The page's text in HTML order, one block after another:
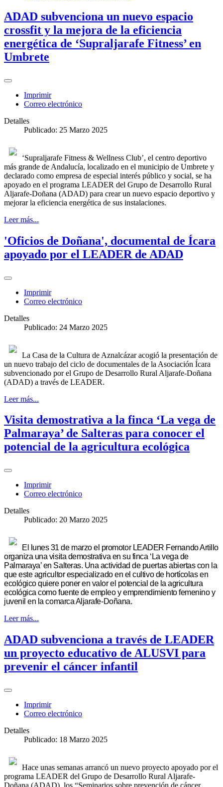
ADAD subvenciona un nuevo espacio
crossfit y la mejora de la eficiencia
energética de ‘Supraljarafe Fitness’ en
Umbrete
Imprimir
Correo electrónico
Detalles
Publicado: 25 Marzo 2025
‘Supraljarafe Fitness & Wellness Club’, el centro deportivo
más grande de Andalucía, localizado en el municipio de Umbrete y
declarado como empresa de especial interés público y social, se ha
apoyado en el programa LEADER del Grupo de Desarrollo Rural
Aljarafe-Doñana (ADAD) para crear un nuevo espacio deportivo y
mejorar la eficiencia energética de sus instalaciones.
Leer más...
'Oficios de Doñana', documental de Ícara
apoyado por el LEADER de ADAD
Imprimir
Correo electrónico
Detalles
Publicado: 24 Marzo 2025
La Casa de la Cultura de Aznalcázar acogió la presentación de
un nuevo trabajo del ciclo de documentales de la Asociación Ícara
subvencionado por el Grupo de Desarrollo Rural Aljarafe-Doñana
(ADAD) a través de LEADER.
Leer más...
Visita demostrativa a la finca ‘La vega de
Palmaraya’ de Salteras para conocer el
potencial de la agricultura ecológica
Imprimir
Correo electrónico
Detalles
Publicado: 20 Marzo 2025
El lunes 31 de marzo el promotor LEADER Fernando Artillo
organiza una visita demostrativa en su finca ‘La vega de
Palmaraya’ en Salteras. Una actividad de puertas abiertas con la
que este agricultor especializado en el cultivo de hortícolas en
ecológico quiere poner en valor el potencial de la agricultura
ecológica como fuente de empleo y emprendimiento femenino y
juvenil en la comarca Aljarafe-Doñana.
Leer más...
ADAD subvenciona a través de LEADER
un proyecto educativo de ALUSVI para
prevenir el cáncer infantil
Imprimir
Correo electrónico
Detalles
Publicado: 18 Marzo 2025
Hace unas semanas arrancó un nuevo proyecto apoyado por el
programa LEADER del Grupo de Desarrollo Rural Aljarafe-